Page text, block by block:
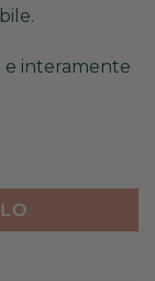
e interamente